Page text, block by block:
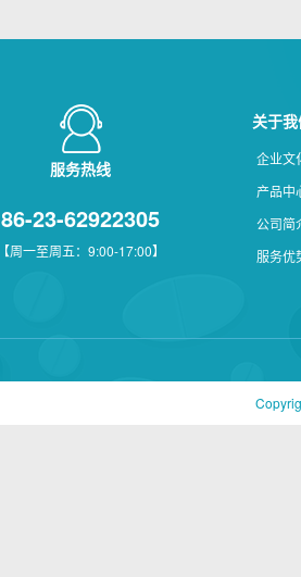
服务热线
86-23-62922305
【周一至周五：9:00-17:00】
关于
企业文
产品中
公司简
服务优